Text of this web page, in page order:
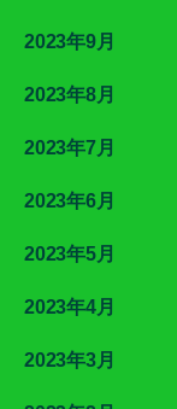
2023年9月
2023年8月
2023年7月
2023年6月
2023年5月
2023年4月
2023年3月